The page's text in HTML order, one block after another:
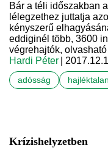
Bár a téli időszakban
lélegzethez juttatja
kényszerű
eddiginél több, 3600
végrehajtók,
Hardi Péter
|
adósság
Krízishelyzetben